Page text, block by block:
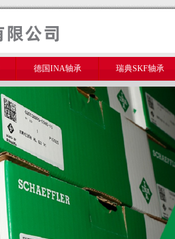
德国INA轴承 瑞典SKF轴承